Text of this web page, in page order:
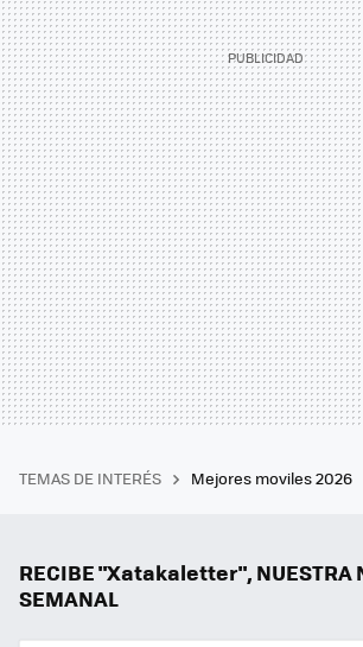
TEMAS DE INTERÉS Mejores moviles 2026
RECIBE "Xatakaletter", NUESTRA
SEMANAL